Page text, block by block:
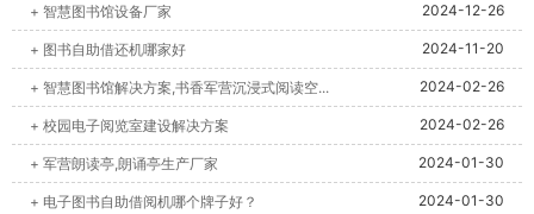
+ 智慧图书馆设备厂家 2024-12-26
+ 图书自助借还机哪家好 2024-11-20
+ 智慧图书馆解决方案,书香军营沉浸式阅读空... 2024-02-26
+ 校园电子阅览室建设解决方案 2024-02-26
+ 军营朗读亭,朗诵亭生产厂家 2024-01-30
+ 电子图书自助借阅机哪个牌子好？ 2024-01-30